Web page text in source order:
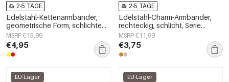
2-5 TAGE
Edelstahl-Kettenarmbänder,
geometrische Form, schlichte
Alltagsserie, Damenschmuck
MSRP €15,99
€4,95
2-5 TAGE
Edelstahl-Charm-Armbänder,
rechteckig, schlicht, Serie
„Damenschmuck“
MSRP €11,99
€3,75
EU-Lager EU-Lager